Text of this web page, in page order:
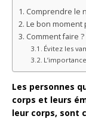
Comprendre le
Le bon moment
Comment faire ?
Évitez les
Les personnes
corps et leurs
leur corps, sont